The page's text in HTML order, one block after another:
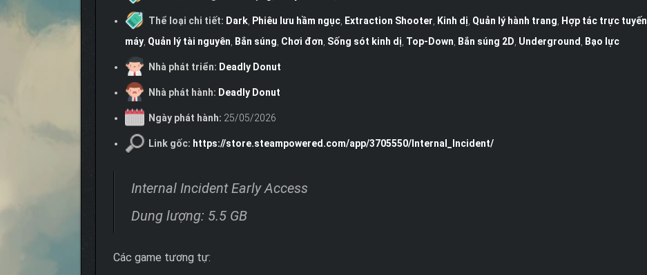
Thể loại chi tiết: Dark, Phiêu lưu hầm ngục, Extraction Shooter Kinh dị Quản lý hành trang Hợp tác trực tuyến
máy, Quản lý tài nguyên Bắn súng Chơi đơn Sống sót kinh dị Top-Down Bắn súng 2D Underground Bạo lực
Nhà phát triển: Deadly Donut
Nhà phát hành: Deadly Donut
Ngày phát hành: 25/05/2026
Link gốc: https://store.steampowered.com/app/3705550/Internal_Incident/
Internal Incident Early Access
Dung lượng: 5.5 GB
Các game tương tự: